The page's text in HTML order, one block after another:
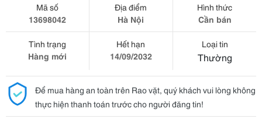
Mã số
13698042
Địa điểm
Hà Nội
Hình thức
Cần bán
Tình trạng
Hàng mới
Hết hạn
14/09/2032
Loại tin
Thường
Để mua hàng an toàn trên Rao vặt, quý khách vui lòng không
thực hiện thanh toán trước cho người đăng tin!